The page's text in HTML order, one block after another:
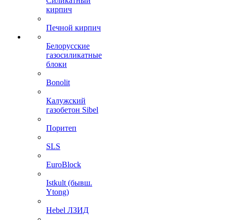
кирпич
Печной кирпич
Белорусские
газосиликатные
блоки
Bonolit
Калужский
газобетон Sibel
Поритеп
SLS
EuroBlock
Istkult (бывш.
Ytong)
Hebel ЛЗИД